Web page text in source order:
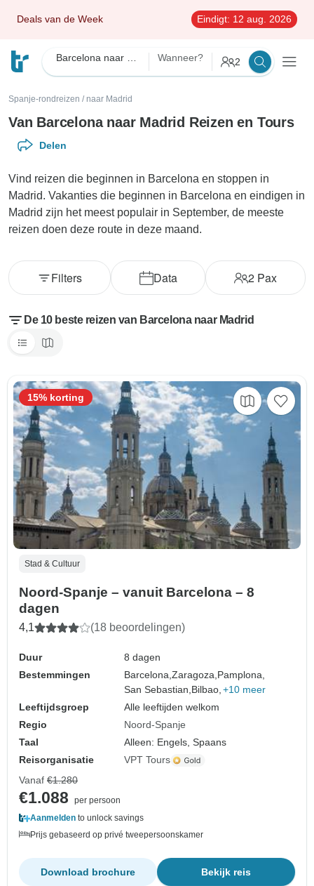
Deals van de Week Eindigt: 12 aug. 2026
Wanneer? 2
Spanje-rondreizen / naar Madrid
Van Barcelona naar Madrid Reizen en Tours
Delen
Vind reizen die beginnen in Barcelona en stoppen in
Madrid. Vakanties die beginnen in Barcelona en eindigen in
Madrid zijn het meest populair in September, de meeste
reizen doen deze route in deze maand.
Data 2 Pax
Filters
De 10 beste reizen van Barcelona naar Madrid
Stad & Cultuur
Noord-Spanje – vanuit Barcelona – 8
dagen
4,1 (18 beoordelingen)
Duur
8 dagen
Bestemmingen
Barcelona,Zaragoza, Pamplona,
San Sebastian, Bilbao, +10 meer
Leeftijdsgroep
Alle leeftijden welkom
Regio
Noord-Spanje
Taal
Alleen: Engels, Spaans
Reisorganisatie
VPT Tours
15% korting
Vanaf €1.280
€1.088
per persoon
Aanmelden to unlock savings
Prijs gebaseerd op privé tweepersoonskamer
Bekijk reis
Download brochure